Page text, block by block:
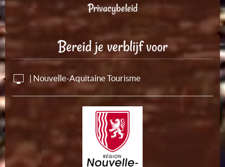
Privacybeleid
Bereid je verblijf voor
| Nouvelle-Aquitaine Tourisme